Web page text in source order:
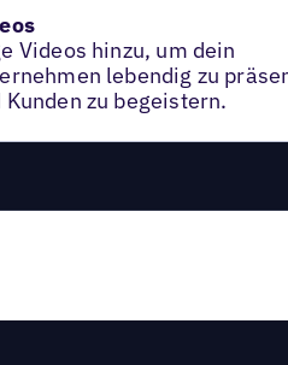
Videos hinzu, um dein
lebendig zu
Kunden zu begeistern.